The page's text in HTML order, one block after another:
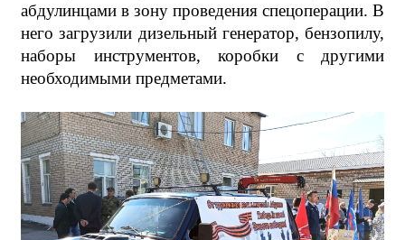
абдулинцами в зону проведения спецоперации. В
него загрузили дизельный генератор, бензопилу,
наборы инструментов, коробки с другими
необходимыми предметами.